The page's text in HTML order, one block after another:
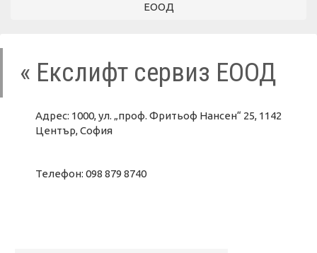
ЕООД
« Екслифт сервиз ЕООД
Адрес: 1000, ул. „проф. Фритьоф Нансен“ 25, 1142
Център, София
Телефон: 098 879 8740